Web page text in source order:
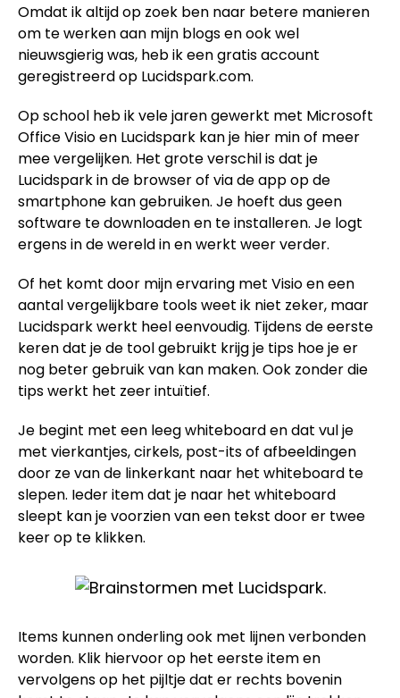
Omdat ik altijd op zoek ben naar betere manieren
om te werken aan mijn blogs en ook wel
nieuwsgierig was, heb ik een gratis account
geregistreerd op Lucidspark.com.
Op school heb ik vele jaren gewerkt met Microsoft
Office Visio en Lucidspark kan je hier min of meer
mee vergelijken. Het grote verschil is dat je
Lucidspark in de browser of via de app op de
smartphone kan gebruiken. Je hoeft dus geen
software te downloaden en te installeren. Je logt
ergens in de wereld in en werkt weer verder.
Of het komt door mijn ervaring met Visio en een
aantal vergelijkbare tools weet ik niet zeker, maar
Lucidspark werkt heel eenvoudig. Tijdens de eerste
keren dat je de tool gebruikt krijg je tips hoe je er
nog beter gebruik van kan maken. Ook zonder die
tips werkt het zeer intuïtief.
Je begint met een leeg whiteboard en dat vul je
met vierkantjes, cirkels, post-its of afbeeldingen
door ze van de linkerkant naar het whiteboard te
slepen. Ieder item dat je naar het whiteboard
sleept kan je voorzien van een tekst door er twee
keer op te klikken.
Items kunnen onderling ook met lijnen verbonden
worden. Klik hiervoor op het eerste item en
vervolgens op het pijltje dat er rechts bovenin